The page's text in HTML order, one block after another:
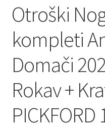
Otroški
kompleti
Domači
Rokav +
PICKFORD